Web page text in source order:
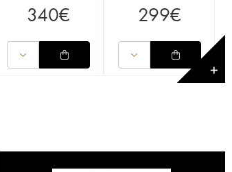
340€ 299€
✕